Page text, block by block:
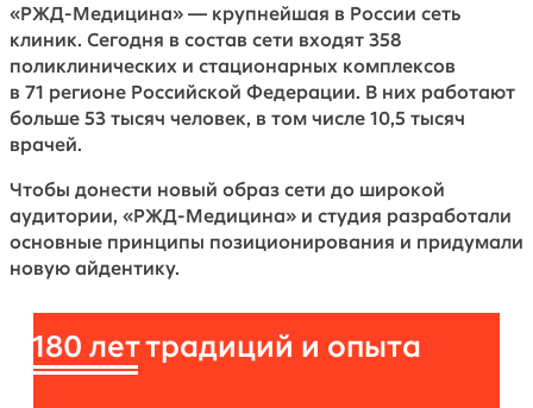
«РЖД-Медицина» — крупнейшая в России сеть
клиник. Сегодня в состав сети входят 358
поликлинических и стационарных комплексов
в 71 регионе Российской Федерации. В них работают
больше 53 тысяч человек, в том числе 10,5 тысяч
врачей.
Чтобы донести новый образ сети до широкой
аудитории, «РЖД-Медицина» и студия разработали
основные принципы позиционирования и придумали
новую айдентику.
180 леттрадиций и опыта